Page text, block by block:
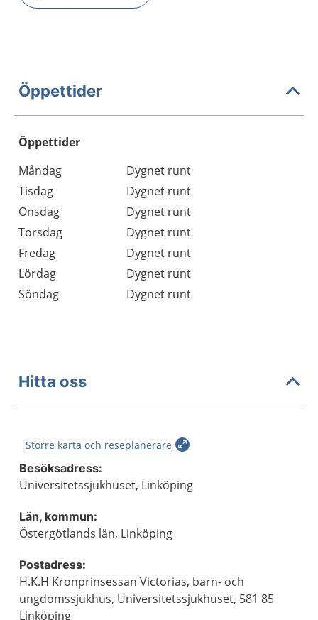
Öppettider
Öppettider
Dag
Öppettider
Kommentarer
Måndag
Dygnet runt
Tisdag
Dygnet runt
Onsdag
Dygnet runt
Torsdag
Dygnet runt
Fredag
Dygnet runt
Lördag
Dygnet runt
Söndag
Dygnet runt
Hitta oss
Större karta och reseplanerare
Besöksadress:
Universitetssjukhuset, Linköping
Län, kommun:
Östergötlands län, Linköping
Postadress:
H.K.H Kronprinsessan Victorias, barn- och
ungdomssjukhus, Universitetssjukhuset, 581 85
Linköping